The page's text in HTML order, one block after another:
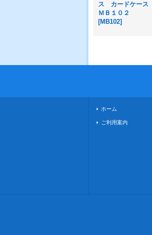
ス カードケース
ＭＢ１０２
[MB102]
ホーム
ご利用案内